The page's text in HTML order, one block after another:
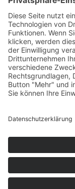
Teilenummern
Hinweis:
Es handelt sich
um Originalteile.
Markennamen
Mähdrescher
Information
Rechtliches